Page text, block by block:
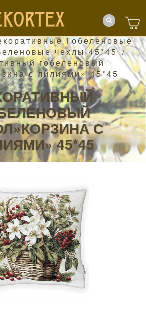
Гобеленовые
чехлы 45*45 /
гобеленовый
с лилиями» 45*45
С
45*45